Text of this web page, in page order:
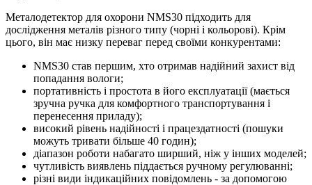
Металодетектор для охорони NMS30 підходить для
дослідження металів різного типу (чорні і кольорові). Крім
цього, він має низку переваг перед своїми конкурентами:
NMS30 став першим, хто отримав надійний захист від
попадання вологи;
портативність і простота в його експлуатації (мається
зручна ручка для комфортного транспортування і
перенесення приладу);
високий рівень надійності і працездатності (пошуки
можуть тривати більше 40 годин);
діапазон роботи набагато ширший, ніж у інших моделей;
чутливість виявлень піддається ручному регулюванні;
різні види індикаційних повідомлень - за допомогою